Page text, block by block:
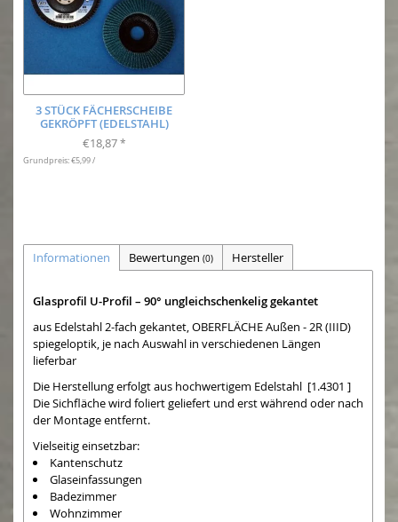
3 STÜCK FÄCHERSCHEIBE
GEKRÖPFT (EDELSTAHL)
€18,87 *
Grundpreis: €5,99 /
Informationen Bewertungen (0) Hersteller
Glasprofil U-Profil – 90° ungleichschenkelig gekantet
aus Edelstahl 2-fach gekantet, OBERFLÄCHE Außen - 2R (IIID)
spiegeloptik, je nach Auswahl in verschiedenen Längen
lieferbar
Die Herstellung erfolgt aus hochwertigem Edelstahl [1.4301 ]
Die Sichfläche wird foliert geliefert und erst während oder nach
der Montage entfernt.
Vielseitig einsetzbar:
Kantenschutz
Glaseinfassungen
Badezimmer
Wohnzimmer